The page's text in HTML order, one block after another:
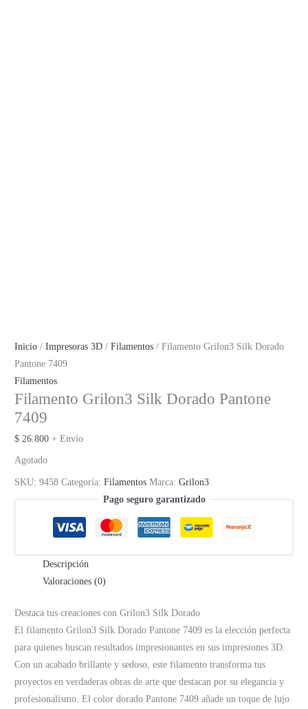
Inicio /Impresoras 3D /Filamentos / Filamento Grilon3 Silk Dorado
Pantone 7409
Filamentos
Filamento Grilon3 Silk Dorado Pantone
7409
$ 26.800 + Envío
Agotado
SKU:9458 Categoría:Filamentos Marca:Grilon3
Pago seguro garantizado
Descripción
Valoraciones (0)
Destaca tus creaciones con Grilon3 Silk Dorado
El filamento Grilon3 Silk Dorado Pantone 7409 es la elección perfecta
para quienes buscan resultados impresionantes en sus impresiones 3D.
Con un acabado brillante y sedoso, este filamento transforma tus
proyectos en verdaderas obras de arte que destacan por su elegancia y
profesionalismo. El color dorado Pantone 7409 añade un toque de lujo